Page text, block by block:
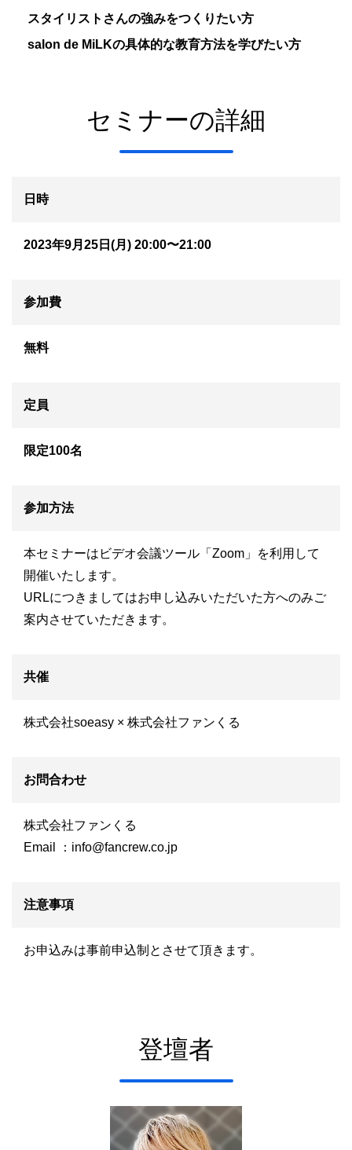
スタイリストさんの強みをつくりたい方
salon de MiLKの具体的な教育方法を学びたい方
セミナーの詳細
日時
2023年9月25日(月) 20:00〜21:00
参加費
無料
定員
限定100名
参加方法
本セミナーはビデオ会議ツール「Zoom」を利用して
開催いたします。
URLにつきましてはお申し込みいただいた方へのみご
案内させていただきます。
共催
株式会社soeasy × 株式会社ファンくる
お問合わせ
株式会社ファンくる
Email ： info@fancrew.co.jp
注意事項
お申込みは事前申込制とさせて頂きます。
登壇者